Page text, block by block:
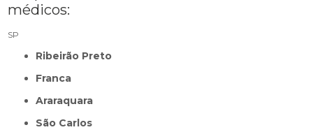
médicos:
SP
Ribeirão Preto
Franca
Araraquara
São Carlos